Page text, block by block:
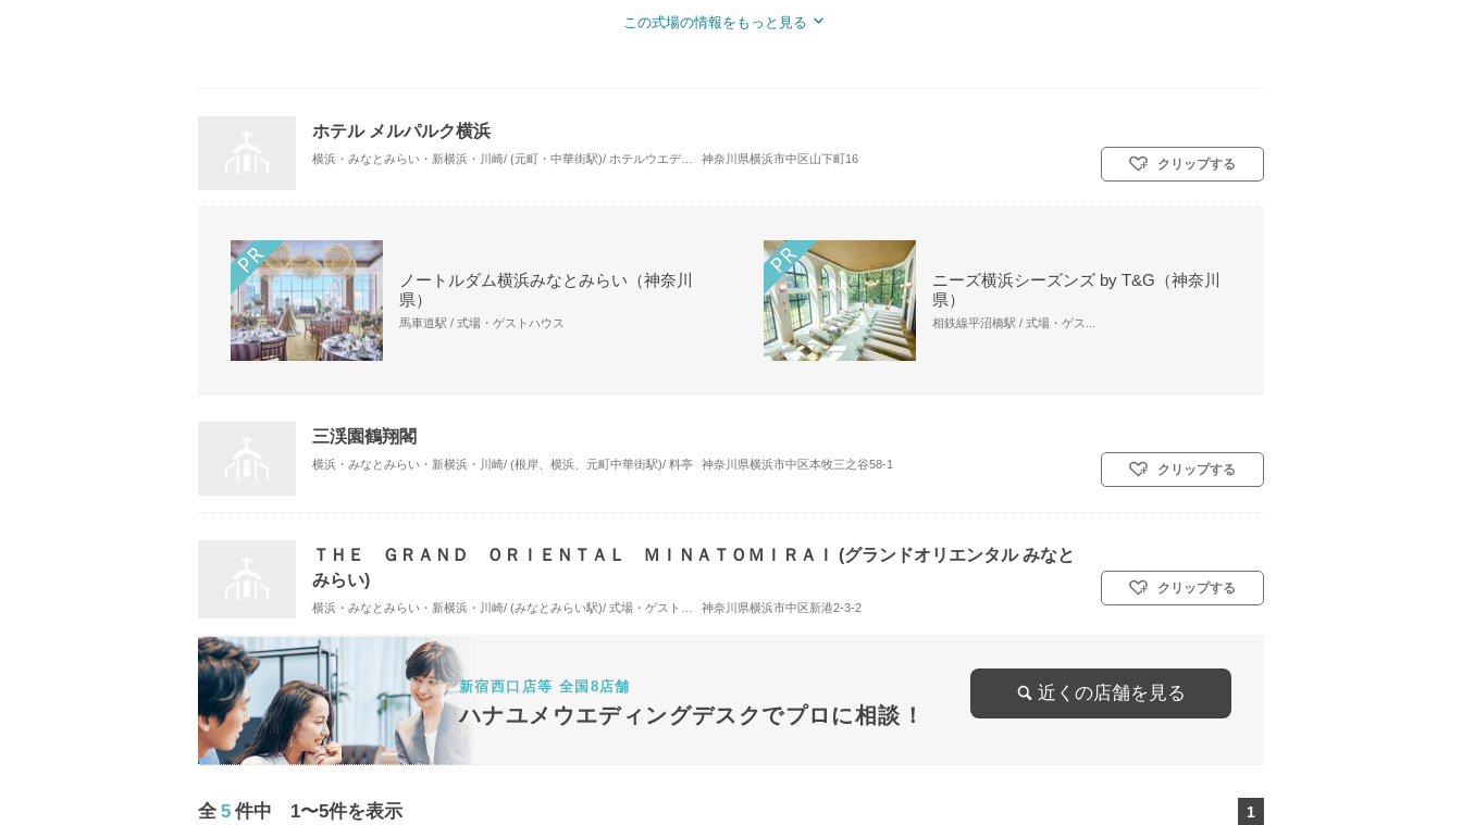
この式場の情報をもっと見る
ホテル メルパルク横浜
神奈川県横浜市中区山下町16 クリップする
ノートルダム横浜みなとみらい（神奈川
県）
馬車道駅 / 式場・ゲストハウス
ニーズ横浜シーズンズ by T&G（神奈川
県）
相鉄線平沼橋駅 / 式場・ゲス...
三渓園鶴翔閣
横浜・みなとみらい・新横浜・川崎/ (根岸、横浜、元町中華街駅)/ 料亭 神奈川県横浜市中区本牧三之谷58-1 クリップする
ＴＨＥ ＧＲＡＮＤ ＯＲＩＥＮＴＡＬ ＭＩＮＡＴＯＭＩＲＡＩ (グランドオリエンタル みなと
みらい)
神奈川県横浜市中区新港2-3-2
クリップする
新宿西口店等 全国8店舗
ハナユメウエディングデスクでプロに相談！
近くの店舗を見る
全 5 件中 1〜5件を表示 1